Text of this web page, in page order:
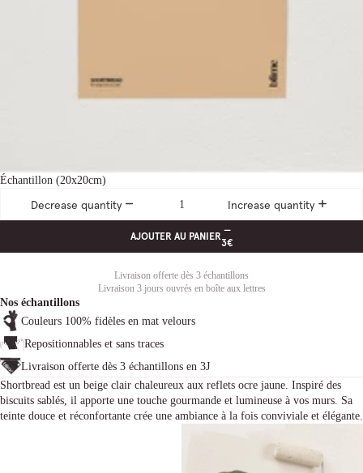
Échantillon (20x20cm)
Decrease quantity Increase quantity
AJOUTER AU PANIER
—
3€
Livraison offerte dès 3 échantillons
Livraison 3 jours ouvrés en boîte aux lettres
Nos échantillons
Couleurs 100% fidèles en mat velours
Repositionnables et sans traces
Livraison offerte dès 3 échantillons en 3J
Shortbread est un beige clair chaleureux aux reflets ocre jaune. Inspiré des
biscuits sablés, il apporte une touche gourmande et lumineuse à vos murs. Sa
teinte douce et réconfortante crée une ambiance à la fois conviviale et élégante.